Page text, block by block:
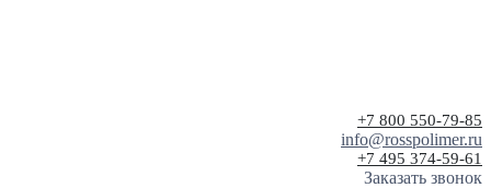
+7 800 550-79-85
info@rosspolimer.ru
+7 495 374-59-61
Заказать звонок